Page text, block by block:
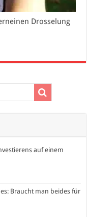
Drosselung
auf einem
Braucht man beides für